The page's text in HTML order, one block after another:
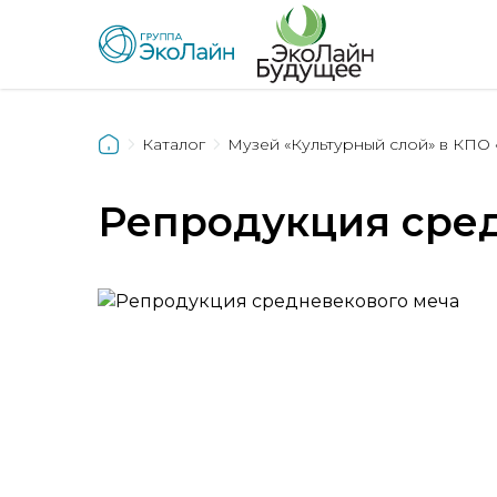
Каталог Музей «Культурный слой» в КПО
Репродукция